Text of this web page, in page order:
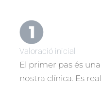
Valoració inicial
El primer pas és
nostra clínica. Es